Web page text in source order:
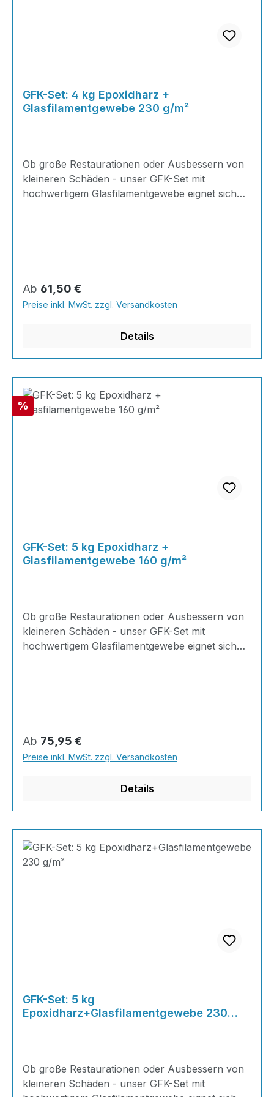
GFK-Set: 4 kg Epoxidharz +
Glasfilamentgewebe 230 g/m²
Ob große Restaurationen oder Ausbessern von
kleineren Schäden - unser GFK-Set mit
hochwertigem Glasfilamentgewebe eignet sich
wählen und die von Ihnen benötigte Menge
Glasfilamentgewebe, und schon kann es
losgehen!2K Epoxidharz + Härter im SET2,67kg
Regulärer Preis:
Ab 61,50 €
Preise inkl. MwSt. zzgl. Versandkosten
Details
Rabatt
%
GFK-Set: 5 kg Epoxidharz +
Glasfilamentgewebe 160 g/m²
Ob große Restaurationen oder Ausbessern von
kleineren Schäden - unser GFK-Set mit
hochwertigem Glasfilamentgewebe eignet sich
wählen und die von Ihnen benötigte Menge
Glasfilamentgewebe, und schon kann es
losgehen! 2K Epoxidharz + Härter im SET3,34
Regulärer Preis:
Ab 75,95 €
Preise inkl. MwSt. zzgl. Versandkosten
Details
GFK-Set: 5 kg
Epoxidharz+Glasfilamentgewebe 230
Ob große Restaurationen oder Ausbessern von
kleineren Schäden - unser GFK-Set mit